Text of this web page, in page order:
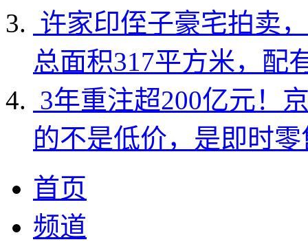
许家印侄子豪宅拍卖
总面积317平方米，配
3年重注超200亿元！
的不是低价，是即时
首页
频道